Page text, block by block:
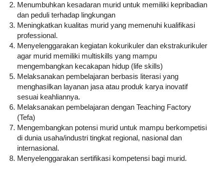
Menumbuhkan kesadaran murid untuk memiliki kepribadian
dan peduli terhadap lingkungan
Meningkatkan kualitas murid yang memenuhi kualifikasi
professional.
Menyelenggarakan kegiatan kokurikuler dan ekstrakurikuler
agar murid memiliki multiskills yang mampu
mengembangkan kecakapan hidup (life skills)
Melaksanakan pembelajaran berbasis literasi yang
menghasilkan layanan jasa atau produk karya inovatif
sesuai keahliannya.
Melaksanakan pembelajaran dengan Teaching Factory
(Tefa)
Mengembangkan potensi murid untuk mampu berkompetisi
di dunia usaha/industri tingkat regional, nasional dan
internasional.
Menyelenggarakan sertifikasi kompetensi bagi murid.